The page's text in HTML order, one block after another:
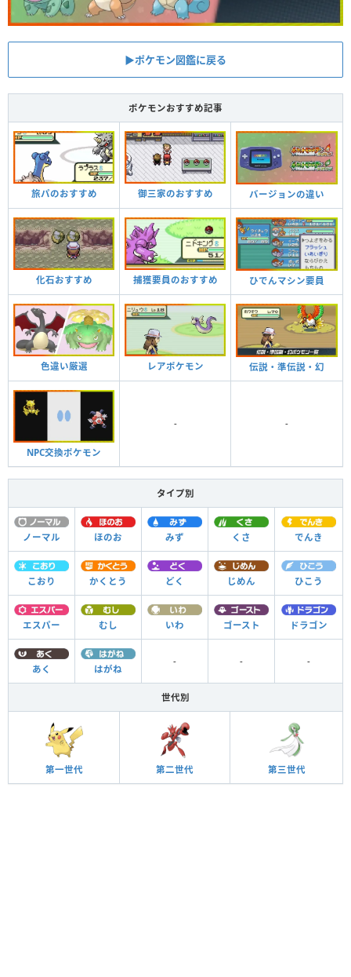
▶︎ポケモン図鑑に戻る
ポケモンおすすめ記事
旅パのおすすめ 御三家のおすすめ バージョンの違い
化石おすすめ 捕獲要員のおすすめ ひでんマシン要員
色違い厳選 レアポケモン 伝説・準伝説・幻
NPC交換ポケモン
- -
タイプ別
ノーマル ほのお みず くさ でんき
こおり かくとう どく じめん ひこう
エスパー むし いわ ゴースト ドラゴン
あく はがね
- - -
世代別
第一世代 第二世代 第三世代